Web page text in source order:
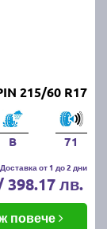
215/60 R17
B 71
Доставка от 1 до 2 дни
398.17 лв.
повече